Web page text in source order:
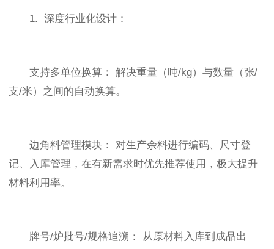
1. 深度行业化设计：
支持多单位换算： 解决重量（吨/kg）与数量（张/
支/米）之间的自动换算。
边角料管理模块： 对生产余料进行编码、尺寸登
记、入库管理，在有新需求时优先推荐使用，极大提升
材料利用率。
牌号/炉批号/规格追溯： 从原材料入库到成品出